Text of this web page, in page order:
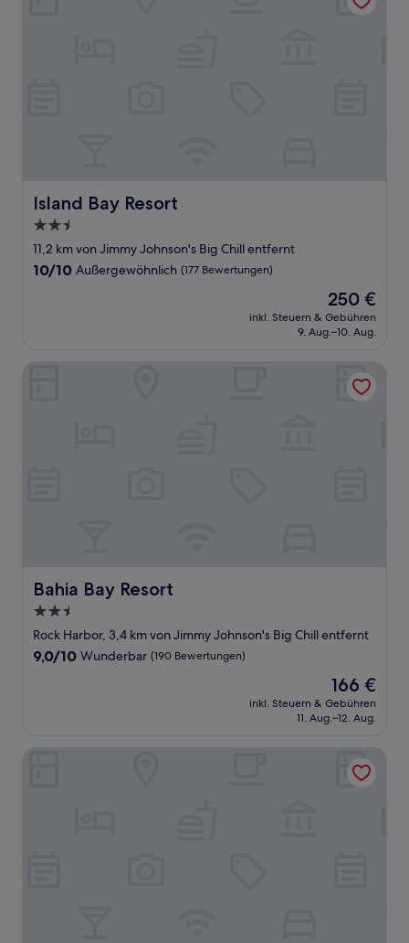
Island Bay Resort
Island Bay Resort
2.5-
Sterne-
Unterkunft
11,2 km von Jimmy Johnson's Big Chill entfernt
10.0
10/10 Außergewöhnlich (177 Bewertungen)
Der
Preis
beträgt
250 €
inkl. Steuern & Gebühren
9. Aug.–10. Aug.
Bahia Bay Resort
Bahia Bay Resort
2.5-
Sterne-
Unterkunft
Rock Harbor, 3,4 km von Jimmy Johnson's Big Chill entfernt
9.0
9,0/10 Wunderbar (190 Bewertungen)
Der
Preis
beträgt
166 €
inkl. Steuern & Gebühren
11. Aug.–12. Aug.